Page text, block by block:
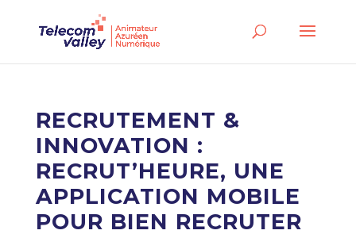
RECRUTEMENT &
INNOVATION :
RECRUT’HEURE, UNE
APPLICATION MOBILE
POUR BIEN RECRUTER